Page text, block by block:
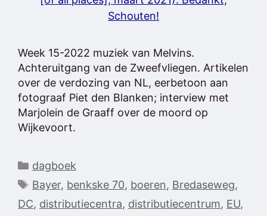
Schouten!
Week 15-2022 muziek van Melvins.
Achteruitgang van de Zweefvliegen. Artikelen
over de verdozing van NL, eerbetoon aan
fotograaf Piet den Blanken; interview met
Marjolein de Graaff over de moord op
Wijkevoort.
Categorieën
dagboek
Tags
Bayer, benkske 70, boeren, Bredaseweg,
DC, distributiecentra, distributiecentrum, EU,